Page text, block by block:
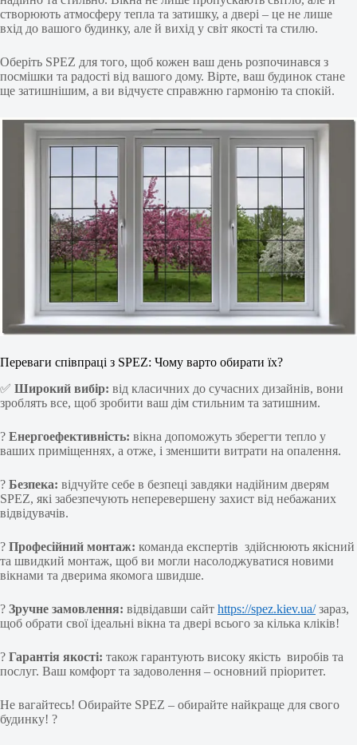
створюють атмосферу тепла та затишку, а двері – це не лише
вхід до вашого будинку, але й вихід у світ якості та стилю.
Оберіть SPEZ для того, щоб кожен ваш день розпочинався з
посмішки та радості від вашого дому. Вірте, ваш будинок стане
ще затишнішим, а ви відчуєте справжню гармонію та спокій.
Переваги співпраці з SPEZ: Чому варто обирати їх?
✅ Широкий вибір: від класичних до сучасних дизайнів, вони
зроблять все, щоб зробити ваш дім стильним та затишним.
? Енергоефективність: вікна допоможуть зберегти тепло у
ваших приміщеннях, а отже, і зменшити витрати на опалення.
? Безпека: відчуйте себе в безпеці завдяки надійним дверям
SPEZ, які забезпечують неперевершену захист від небажаних
відвідувачів.
?️ Професійний монтаж: команда експертів здійснюють якісний
та швидкий монтаж, щоб ви могли насолоджуватися новими
вікнами та дверима якомога швидше.
? Зручне замовлення: відвідавши сайт https://spez.kiev.ua/зараз,
щоб обрати свої ідеальні вікна та двері всього за кілька кліків!
? Гарантія якості: також гарантують високу якість виробів та
послуг. Ваш комфорт та задоволення – основний пріоритет.
Не вагайтесь! Обирайте SPEZ – обирайте найкраще для свого
будинку! ?